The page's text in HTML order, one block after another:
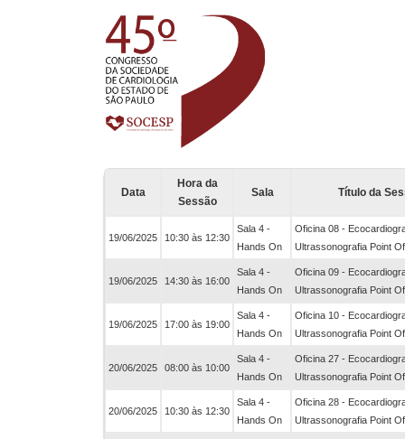
Data
Hora da
Sessão
Sala Título da
19/06/2025 10:30 às 12:30
Sala 4 -
Hands On
Oficina 08 -
Ultrassonografia Point
19/06/2025 14:30 às 16:00
Sala 4 -
Hands On
Oficina 09 -
Ultrassonografia Point
19/06/2025 17:00 às 19:00
Sala 4 -
Hands On
Oficina 10 -
Ultrassonografia Point
20/06/2025 08:00 às 10:00
Sala 4 -
Hands On
Oficina 27 -
Ultrassonografia Point
20/06/2025 10:30 às 12:30
Sala 4 -
Hands On
Oficina 28 -
Ultrassonografia Point